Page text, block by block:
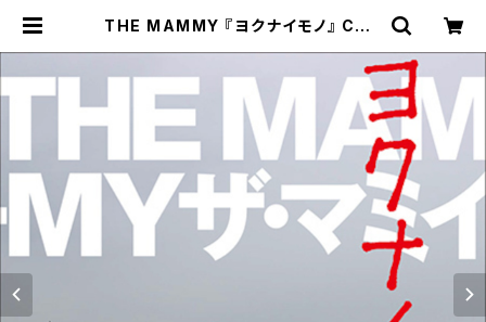
THE MAMMY 『ヨクナイモノ』 CD |